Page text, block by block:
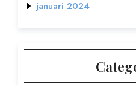
januari 2024